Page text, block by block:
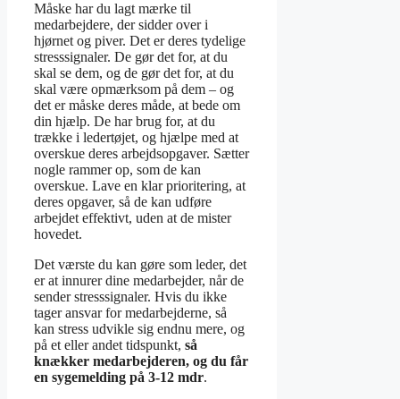
Måske har du lagt mærke til
medarbejdere, der sidder over i
hjørnet og piver. Det er deres tydelige
stresssignaler. De gør det for, at du
skal se dem, og de gør det for, at du
skal være opmærksom på dem – og
det er måske deres måde, at bede om
din hjælp. De har brug for, at du
trække i ledertøjet, og hjælpe med at
overskue deres arbejdsopgaver. Sætter
nogle rammer op, som de kan
overskue. Lave en klar prioritering, at
deres opgaver, så de kan udføre
arbejdet effektivt, uden at de mister
hovedet.
Det værste du kan gøre som leder, det
er at innurer dine medarbejder, når de
sender stresssignaler. Hvis du ikke
tager ansvar for medarbejderne, så
kan stress udvikle sig endnu mere, og
på et eller andet tidspunkt, så
knækker medarbejderen, og du får
en sygemelding på 3-12 mdr.